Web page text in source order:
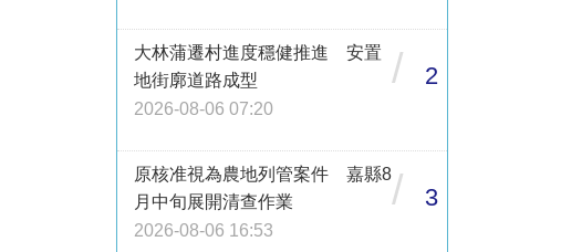
大林蒲遷村進度穩健推進 安置
地街廓道路成型
2026-08-06 07:20
/ 2
原核准視為農地列管案件 嘉縣8
月中旬展開清查作業
2026-08-06 16:53
/ 3